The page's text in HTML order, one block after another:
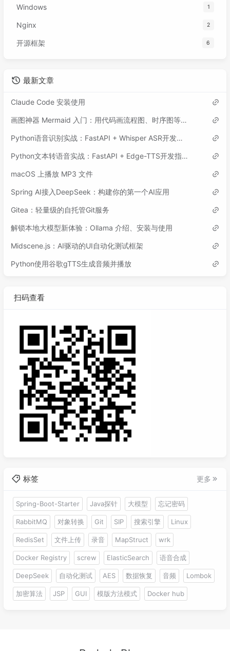
Windows 1
Nginx 2
开源框架 6
最新文章
Claude Code 安装使用
画图神器 Mermaid 入门：用代码画流程图、时序图等各类图表
Python语音识别实战：FastAPI + Whisper ASR开发指南
Python文本转语音实战：FastAPI + Edge-TTS开发指南
macOS 上播放 MP3 文件
Spring AI接入DeepSeek：构建你的第一个AI应用
Gitea：轻量级的自托管Git服务
解锁本地大模型新体验：Ollama 介绍、安装与使用
Midscene.js：AI驱动的UI自动化测试框架
Python使用谷歌gTTS生成音频并播放
扫码查看
标签 更多
Spring-Boot-Starter Java探针 大模型 忘记密码
RabbitMQ 对象转换 Git SIP 搜索引擎 Linux
RedisSet 文件上传 录音 MapStruct wrk
Docker Registry screw ElasticSearch 语音合成
DeepSeek 自动化测试 AES 数据恢复 音频 Lombok
加密算法 JSP GUI 模版方法模式 Docker hub